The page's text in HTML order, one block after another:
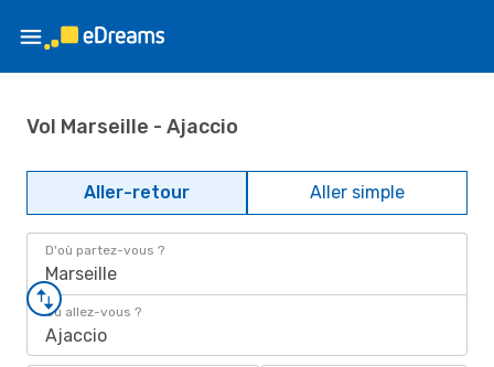
Vol Marseille - Ajaccio
Aller-retour Aller simple
D'où partez-vous ?
Marseille
Où allez-vous ?
Ajaccio